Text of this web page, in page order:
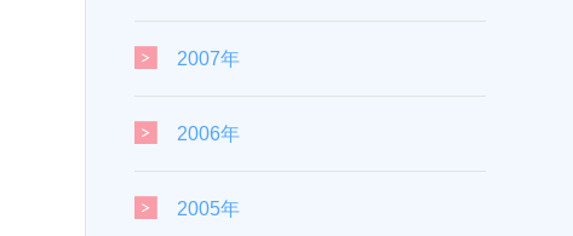
2007年
2006年
2005年